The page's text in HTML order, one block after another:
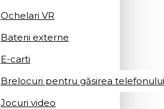
Ochelari VR
Baterii externe
E-carti
Brelocuri pentru găsirea telefonului
Jocuri video